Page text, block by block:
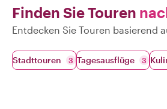
Finden Sie Touren
Entdecken Sie Touren basierend
Stadttouren 3 Tagesausflüge 3